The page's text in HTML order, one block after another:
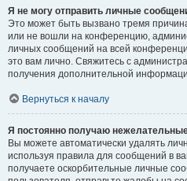
Я не могу отправить личные
Это может быть вызвано тремя
или не вошли на конференцию,
личных сообщений на всей
это вам лично. Свяжитесь с
получения дополнительной
Вернуться к началу
Я постоянно получаю
Вы можете автоматически удалять
используя правила для сообщений в
получаете оскорбительные личные